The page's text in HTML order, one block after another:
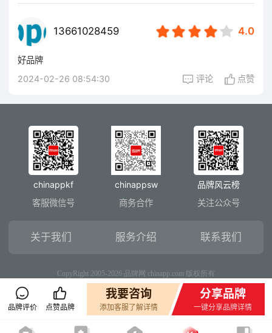
13661028459 4.0
好品牌
2024-02-26 08:54:30
评论 点赞
chinappkf
客服微信号
chinappsw
商务合作
品牌风云榜
关注公众号
关于我们 服务介绍 联系我们
CopyRight 2005-2026 品牌网 chinapp.com 版权所有
品牌评价 点赞品牌
我要咨询
添加客服了解详情
分享品牌
一键分享品牌详情